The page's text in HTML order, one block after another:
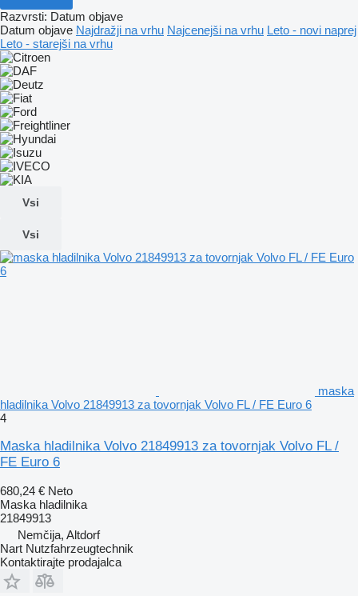
Razvrsti: Datum objave
Datum objave Najdražji na vrhu Najcenejši na vrhu Leto - novi naprej
Leto - starejši na vrhu
Vsi
Vsi
maska
hladilnika Volvo 21849913 za tovornjak Volvo FL / FE Euro 6
4
Maska hladilnika Volvo 21849913 za tovornjak Volvo FL /
FE Euro 6
680,24 € Neto
Maska hladilnika
21849913
Nemčija, Altdorf
Nart Nutzfahrzeugtechnik
Kontaktirajte prodajalca